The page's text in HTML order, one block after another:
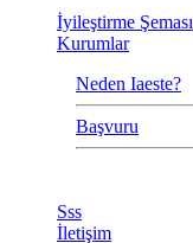
İyileştirme Şeması
Kurumlar
Neden Iaeste?
Başvuru
Sss
İletişim